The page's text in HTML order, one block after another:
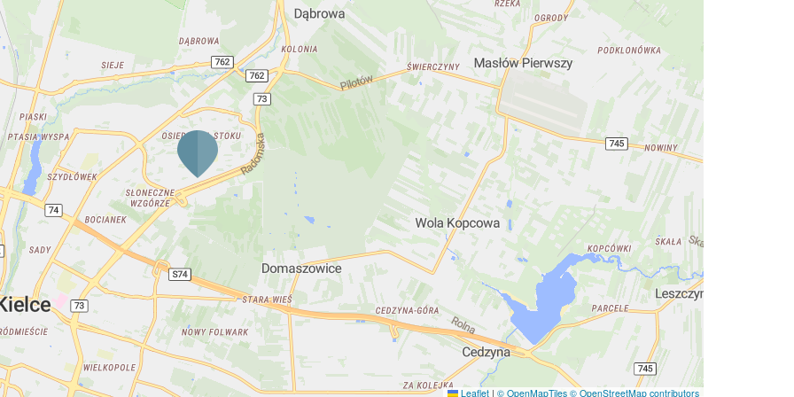
Leaflet | © OpenMapTiles © OpenStreetMap contributors